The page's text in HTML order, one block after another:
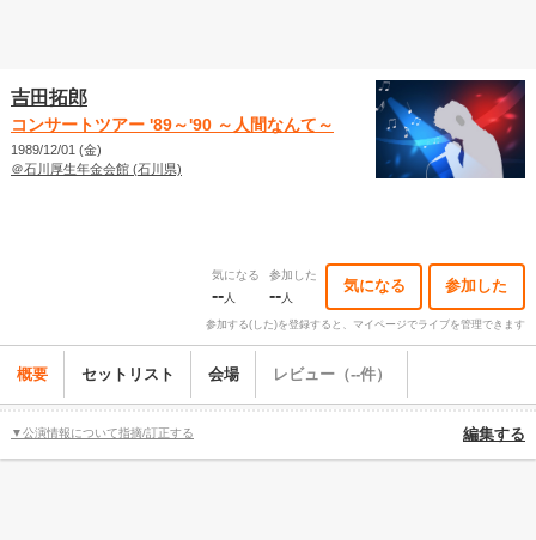
吉田拓郎
コンサートツアー '89～'90 ～人間なんて～
1989/12/01 (金)
＠石川厚生年金会館 (石川県)
気になる
--人
参加した
--人
気になる 参加した
参加する(した)を登録すると、マイページでライブを管理できます
概要 セットリスト 会場 レビュー（--件）
▼公演情報について指摘/訂正する 編集する